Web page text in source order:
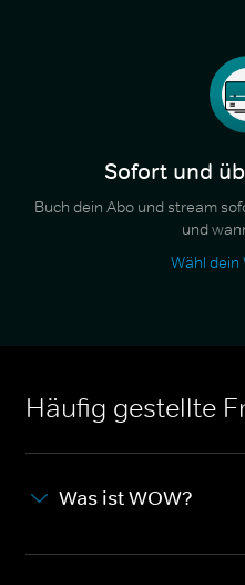
Sofort und
Buch dein Abo und stream
und
Wähl dein
Häufig gestellte
Was ist WOW?